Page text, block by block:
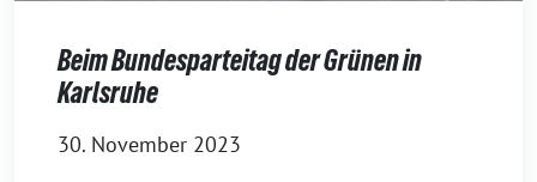
Beim Bundesparteitag der Grünen in
Karlsruhe
30. November 2023